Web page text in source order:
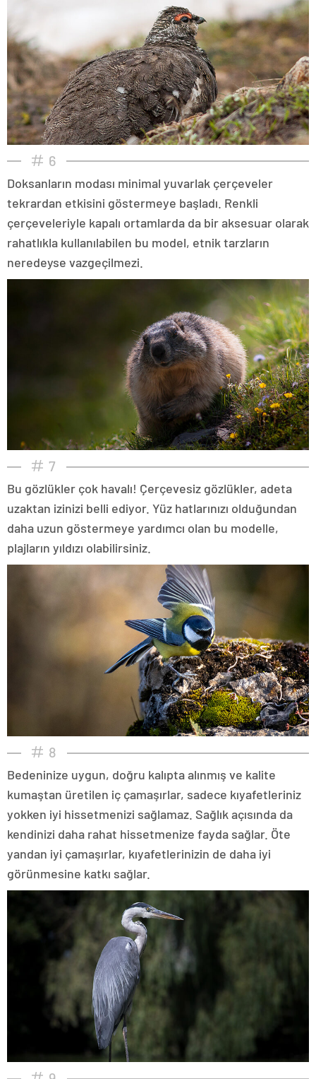
6
Doksanların modası minimal yuvarlak çerçeveler
tekrardan etkisini göstermeye başladı. Renkli
çerçeveleriyle kapalı ortamlarda da bir aksesuar olarak
rahatlıkla kullanılabilen bu model, etnik tarzların
neredeyse vazgeçilmezi.
7
Bu gözlükler çok havalı! Çerçevesiz gözlükler, adeta
uzaktan izinizi belli ediyor. Yüz hatlarınızı olduğundan
daha uzun göstermeye yardımcı olan bu modelle,
plajların yıldızı olabilirsiniz.
8
Bedeninize uygun, doğru kalıpta alınmış ve kalite
kumaştan üretilen iç çamaşırlar, sadece kıyafetleriniz
yokken iyi hissetmenizi sağlamaz. Sağlık açısında da
kendinizi daha rahat hissetmenize fayda sağlar. Öte
yandan iyi çamaşırlar, kıyafetlerinizin de daha iyi
görünmesine katkı sağlar.